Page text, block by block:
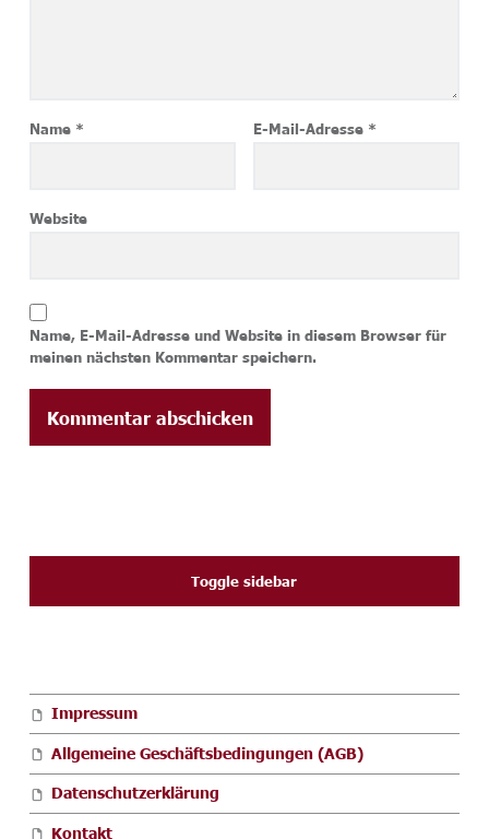
Name * E-Mail-Adresse *
Website
Name, E-Mail-Adresse und Website in diesem Browser für
meinen nächsten Kommentar speichern.
SIDEBAR
Toggle sidebar
FOOTER SIDEBAR
Impressum
Allgemeine Geschäftsbedingungen (AGB)
Datenschutzerklärung
Kontakt